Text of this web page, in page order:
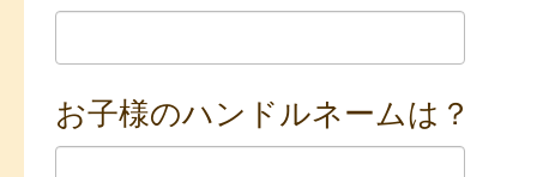
お子様のハンドルネームは？